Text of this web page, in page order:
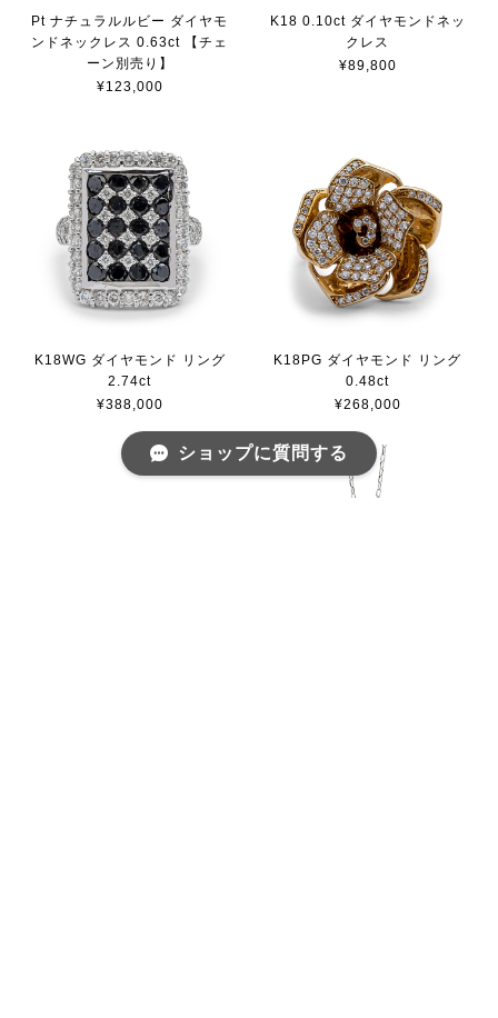
Pt ナチュラルルビー ダイヤモ
ンドネックレス 0.63ct 【チェ
ーン別売り】
¥123,000
K18 0.10ct ダイヤモンドネッ
クレス
¥89,800
K18WG ダイヤモンド リング
2.74ct
¥388,000
K18PG ダイヤモンド リング
0.48ct
¥268,000
ショップに質問する